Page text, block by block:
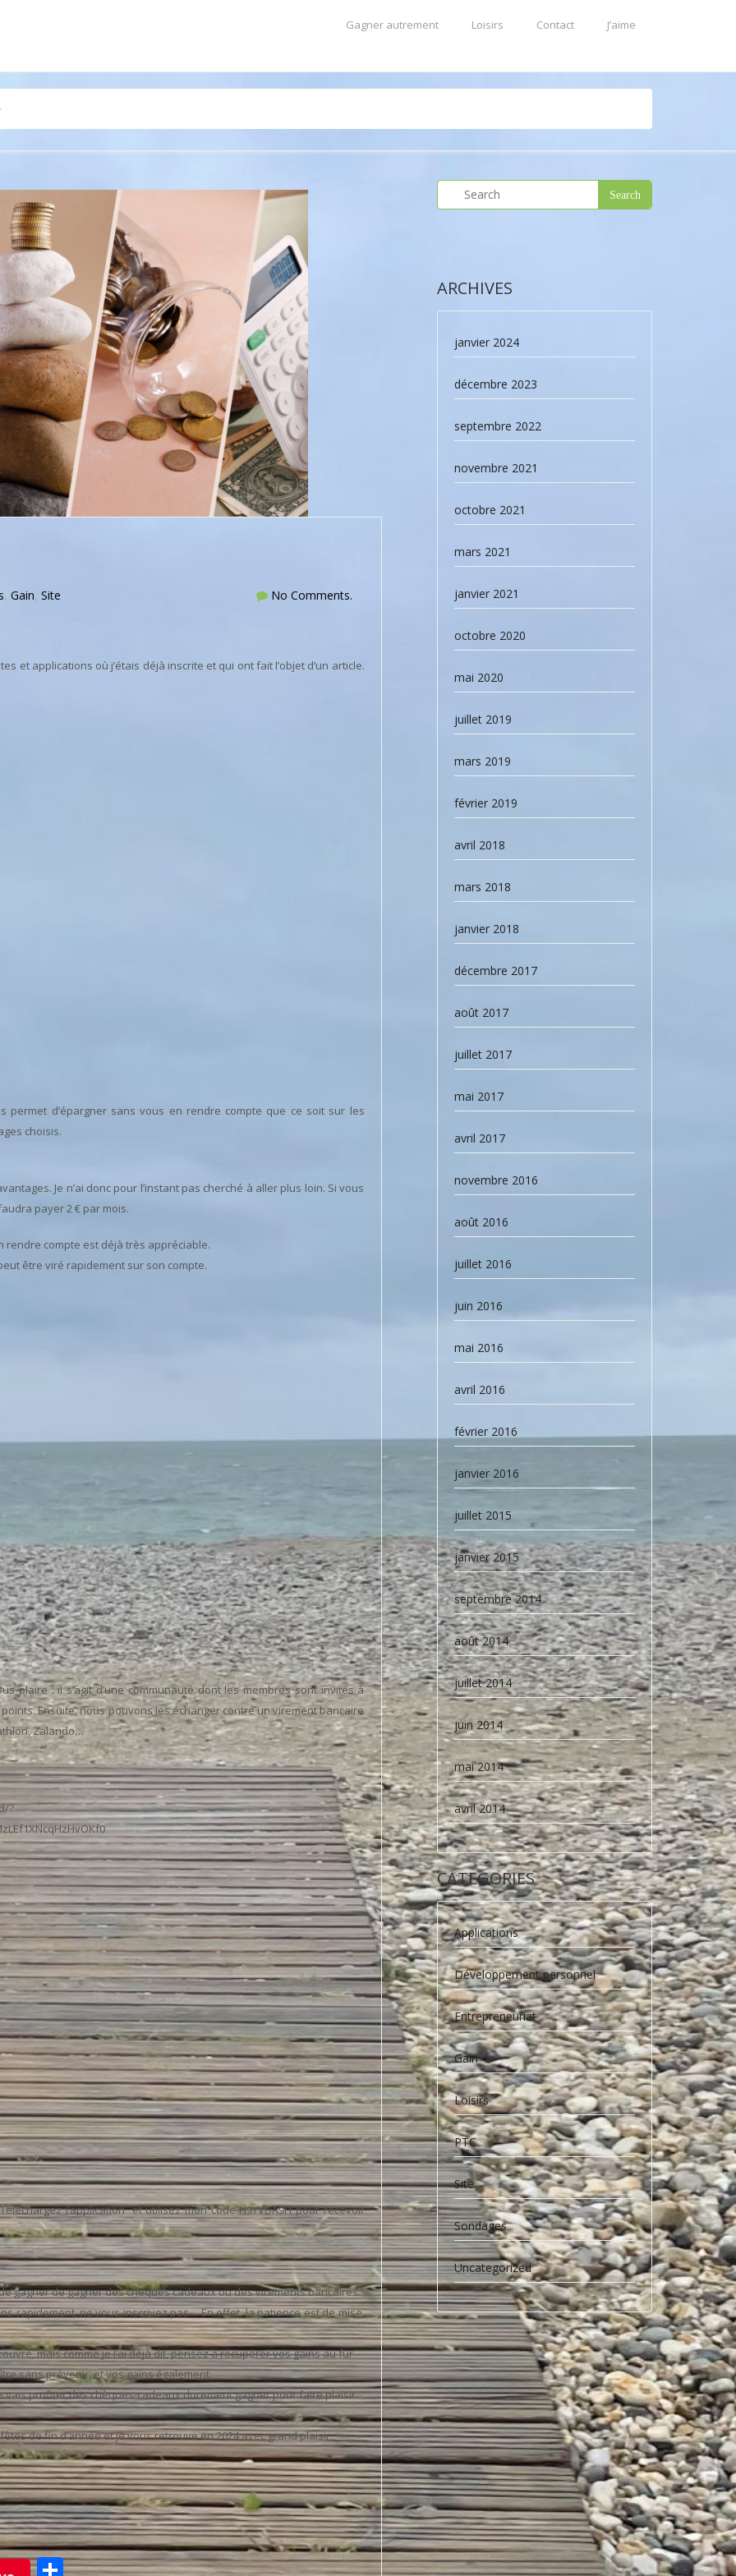
Gagner autrement Loisirs Contact J’aime
, Gain, Site No Comments.
et applications où j’étais déjà inscrite et qui ont fait l’objet d’un article.
d’épargner sans vous en rendre compte que ce soit sur les
choisis.
Je n’ai donc pour l’instant pas cherché à aller plus loin. Si vous
payer 2 € par mois.
rendre compte est déjà très appréciable.
être viré rapidement sur son compte.
plaire : il s’agit d’une communauté dont les membres sont invités à
Ensuite, nous pouvons les échanger contre un virement bancaire
Zalando…
?
l’application et utilisez mon code H9YVDA9H pour recevoir
gagner de gagner des chèques cadeaux ou des virements bancaires.
rapidement, ne vous inscrivez pas… En effet, la patience est de mise,
mais comme je l’ai déjà dit, pensez à récupérer vos gains au fur
sans prévenir, et vos gains également.
vais profiter des chèques-cadeaux durement gagner pour faire plaisir
de fin d’année et je vous retrouve en 2024 avec grand plaisir.
ARCHIVES
janvier 2024
décembre 2023
septembre 2022
novembre 2021
octobre 2021
mars 2021
janvier 2021
octobre 2020
mai 2020
juillet 2019
mars 2019
février 2019
avril 2018
mars 2018
janvier 2018
décembre 2017
août 2017
juillet 2017
mai 2017
avril 2017
novembre 2016
août 2016
juillet 2016
juin 2016
mai 2016
avril 2016
février 2016
janvier 2016
juillet 2015
janvier 2015
septembre 2014
août 2014
juillet 2014
juin 2014
mai 2014
avril 2014
CATEGORIES
Applications
Développement personnel
Entrepreneuriat
Gain
Loisirs
PTC
Site
Sondages
Uncategorized